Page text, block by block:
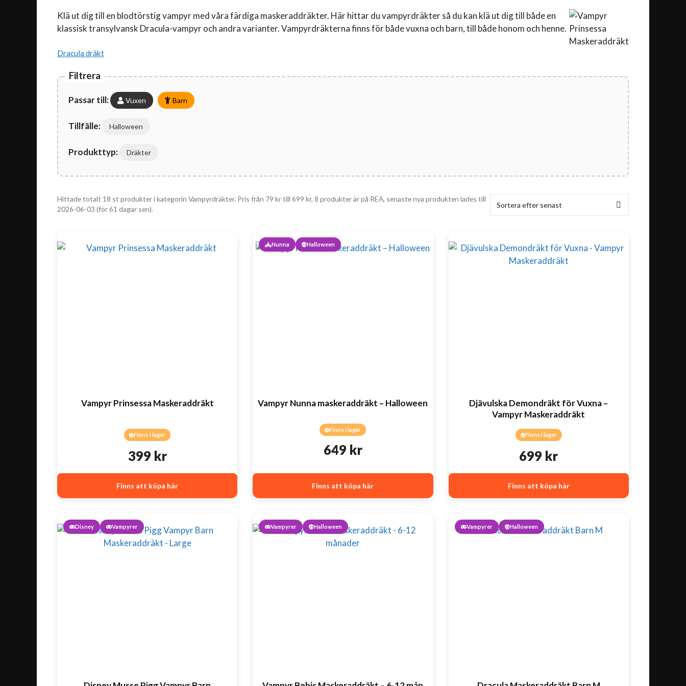
Klä ut dig till en blodtörstig vampyr med våra färdiga maskeraddräkter. Här hittar du vampyrdräkter så du kan klä ut dig till både en
klassisk transylvansk Dracula-vampyr och andra varianter. Vampyrdräkterna finns för både vuxna och barn, till både honom och henne.
Dracula dräkt
Filtrera
Passar till: Vuxen Barn
Tillfälle: Halloween
Produkttyp: Dräkter
Hittade totalt 18 st produkter i kategorin Vampyrdräkter. Pris från 79 krtill 699 kr, 8 produkter är på REA, senaste nya produkten lades till
2026-06-03 (för 61 dagar sen).
Vampyr Prinsessa Maskeraddräkt
Finns i lager
399 kr
Finns att köpa här
Nunna Halloween
Vampyr Nunna maskeraddräkt – Halloween
Finns i lager
649 kr
Finns att köpa här
Djävulska Demondräkt för Vuxna –
Vampyr Maskeraddräkt
Finns i lager
699 kr
Finns att köpa här
Disney Vampyrer Vampyrer Halloween Vampyrer Halloween